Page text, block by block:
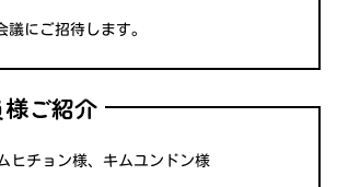
議にご招待します。
ご紹介
ヒチョン様、キムユンドン様